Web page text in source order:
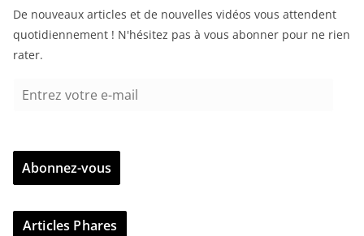
De nouveaux articles et de nouvelles vidéos vous attendent
quotidiennement ! N'hésitez pas à vous abonner pour ne rien
rater.
r
z
v
Abonnez-vous
Articles Phares